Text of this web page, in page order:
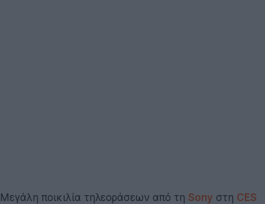
Μεγάλη ποικιλία τηλεοράσεων από τη Sony στη CES